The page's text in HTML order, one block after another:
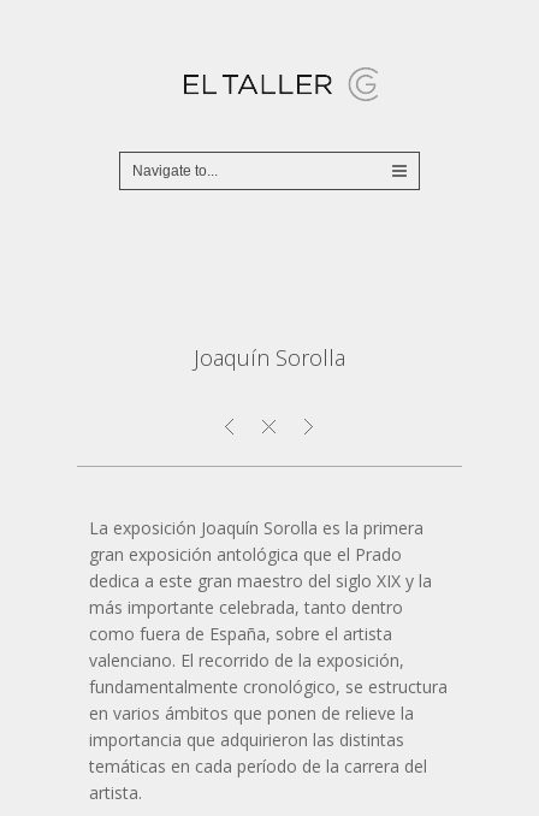
Joaquín Sorolla
La exposición Joaquín Sorolla es la primera
gran exposición antológica que el Prado
dedica a este gran maestro del siglo XIX y la
más importante celebrada, tanto dentro
como fuera de España, sobre el artista
valenciano. El recorrido de la exposición,
fundamentalmente cronológico, se estructura
en varios ámbitos que ponen de relieve la
importancia que adquirieron las distintas
temáticas en cada período de la carrera del
artista.